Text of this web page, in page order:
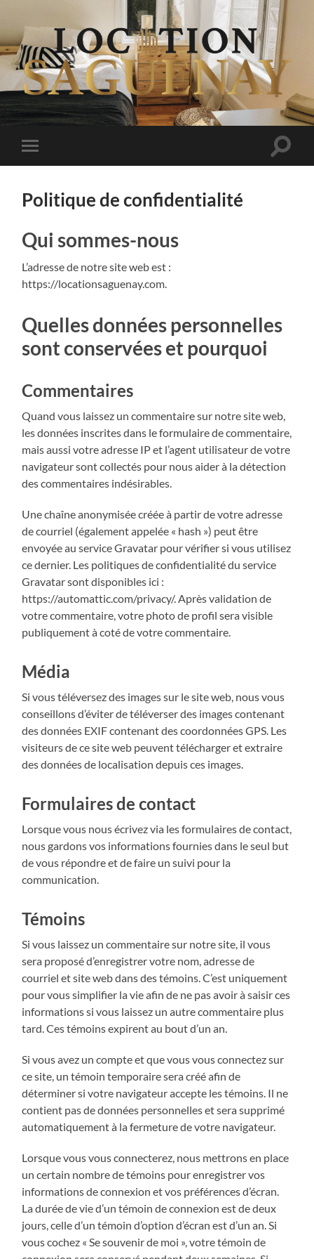
Logements
au
Saguenay
Basculer
le
mobile
Politique de confidentialité
Qui sommes-nous
L’adresse de notre site web est :
https://locationsaguenay.com.
Quelles données personnelles
sont conservées et pourquoi
Commentaires
Quand vous laissez un commentaire sur notre site web,
les données inscrites dans le formulaire de commentaire,
mais aussi votre adresse IP et l’agent utilisateur de votre
navigateur sont collectés pour nous aider à la détection
des commentaires indésirables.
Une chaîne anonymisée créée à partir de votre adresse
de courriel (également appelée « hash ») peut être
envoyée au service Gravatar pour vérifier si vous utilisez
ce dernier. Les politiques de confidentialité du service
Gravatar sont disponibles ici :
https://automattic.com/privacy/. Après validation de
votre commentaire, votre photo de profil sera visible
publiquement à coté de votre commentaire.
Média
Si vous téléversez des images sur le site web, nous vous
conseillons d’éviter de téléverser des images contenant
des données EXIF contenant des coordonnées GPS. Les
visiteurs de ce site web peuvent télécharger et extraire
des données de localisation depuis ces images.
Formulaires de contact
Lorsque vous nous écrivez via les formulaires de contact,
nous gardons vos informations fournies dans le seul but
de vous répondre et de faire un suivi pour la
communication.
Témoins
Si vous laissez un commentaire sur notre site, il vous
sera proposé d’enregistrer votre nom, adresse de
courriel et site web dans des témoins. C’est uniquement
pour vous simplifier la vie afin de ne pas avoir à saisir ces
informations si vous laissez un autre commentaire plus
tard. Ces témoins expirent au bout d’un an.
Si vous avez un compte et que vous vous connectez sur
ce site, un témoin temporaire sera créé afin de
déterminer si votre navigateur accepte les témoins. Il ne
contient pas de données personnelles et sera supprimé
automatiquement à la fermeture de votre navigateur.
Lorsque vous vous connecterez, nous mettrons en place
un certain nombre de témoins pour enregistrer vos
informations de connexion et vos préférences d’écran.
La durée de vie d’un témoin de connexion est de deux
jours, celle d’un témoin d’option d’écran est d’un an. Si
vous cochez « Se souvenir de moi », votre témoin de